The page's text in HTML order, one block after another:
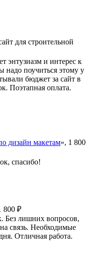
для строительной
энтузиазм и интерес к
надо поучиться этому у
бюджет за сайт в
Поэтапная оплата.
дизайн макетам», 1 800
спасибо!
800 ₽
Без лишних вопросов,
связь. Необходимые
Отличная работа.